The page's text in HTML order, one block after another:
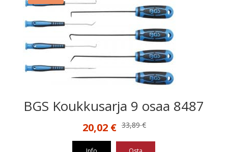
BGS Koukkusarja 9 osaa 8487
33,89€
Alkuperäinen
20,02 €Nykyinen